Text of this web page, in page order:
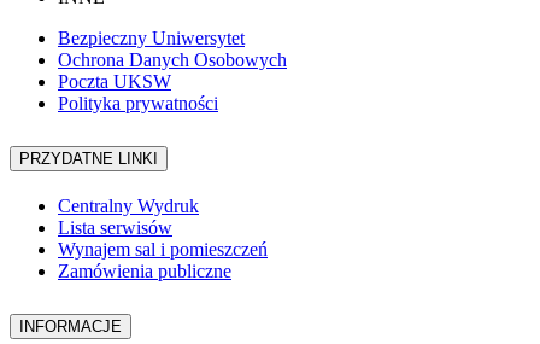
Bezpieczny Uniwersytet
Ochrona Danych Osobowych
Poczta UKSW
Polityka prywatności
PRZYDATNE LINKI
Centralny Wydruk
Lista serwisów
Wynajem sal i pomieszczeń
Zamówienia publiczne
INFORMACJE